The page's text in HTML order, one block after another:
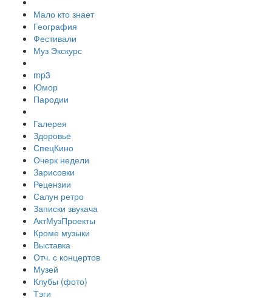
Мало кто знает
География
Фестивали
Муз Экскурс
mp3
Юмор
Пародии
Галерея
Здоровье
СпецКино
Очерк недели
Зарисовки
Рецензии
Салун ретро
Записки звукача
АктМузПроекты
Кроме музыки
Выставка
Отч. с концертов
Музей
Клубы (фото)
Тэги